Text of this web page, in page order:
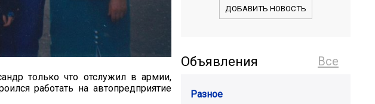
только что отслужил в армии,
работать на автопредприятие
ДОБАВИТЬ НОВОСТЬ
Все
Объявления
Разное